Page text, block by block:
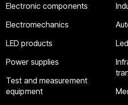
Electronic components
Electromechanics
LED products
Power supplies
Test and measurement
equipment